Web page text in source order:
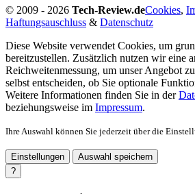
© 2009 - 2026 Tech-Review.deCookies,
Haftungsauschluss & Datenschutz
Diese Website verwendet Cookies, um
bereitzustellen. Zusätzlich nutzen wir eine
Reichweitenmessung, um unser Angebot
selbst entscheiden, ob Sie optionale
Weitere Informationen finden Sie in der
beziehungsweise im Impressum.
Ihre Auswahl können Sie jederzeit über die
Einstellungen
Auswahl speichern
?